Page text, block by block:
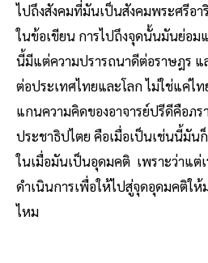
ไปถึงสังคมที่มันเป็นสังคมพระศรีอา
ในข้อเขียน การไปถึงจุดนั้นมันย่อม
นี้มีแต่ความปรารถนาดีต่อราษฎร
ต่อประเทศไทยและโลก ไม่ใช่แค่ไ
แกนความคิดของอาจารย์ปรีดีคือภ
ประชาธิปไตย คือเมื่อเป็นเช่นนี้มัน
ในเมื่อมันเป็นอุดมคติ เพราะว่าแต่
ดำเนินการเพื่อให้ไปสู่จุดอุดมคติใ
ไหม